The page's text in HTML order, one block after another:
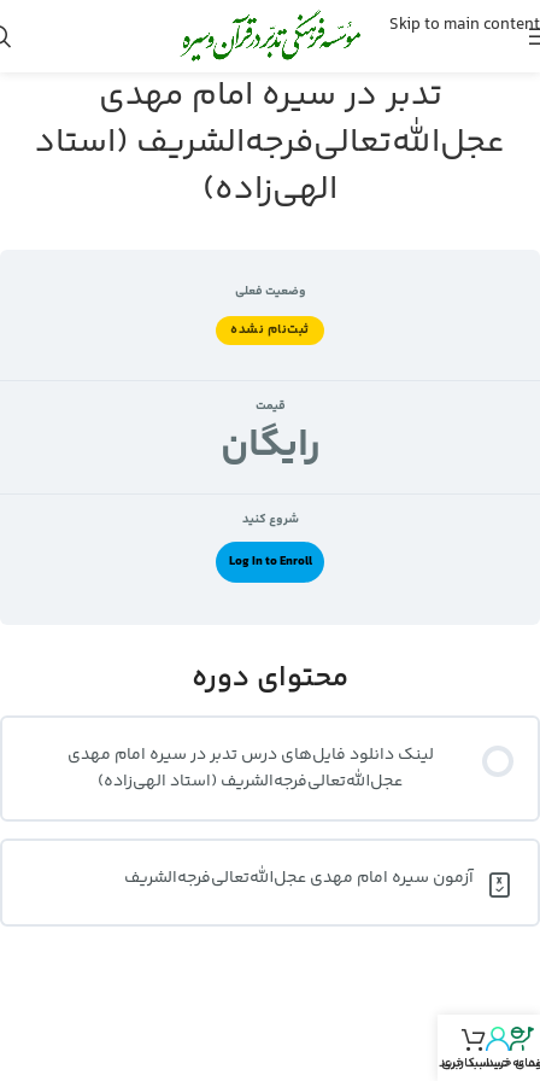
Skip to main content
تدبر در سیره امام مهدی
عجل‌الله‌تعالی‌فرجه‌الشریف (استاد
الهی‌زاده)
وضعیت فعلی
ثبت‌نام نشده
قیمت
رايگان
شروع کنید
Log In to Enroll
محتوای دوره
لینک دانلود فایل‌های درس تدبر در سیره امام مهدی
عجل‌الله‌تعالی‌فرجه‌الشریف (استاد الهی‌زاده)
آزمون سیره امام مهدی عجل‌الله‌تعالی‌فرجه‌الشریف
خرید
به حساب‌کاربری
سبد خرید